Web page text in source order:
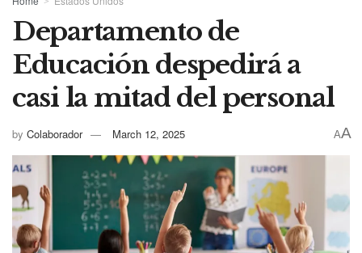
Departamento de
Educación despedirá a
casi la mitad del personal
by Colaborador March 12, 2025 AA